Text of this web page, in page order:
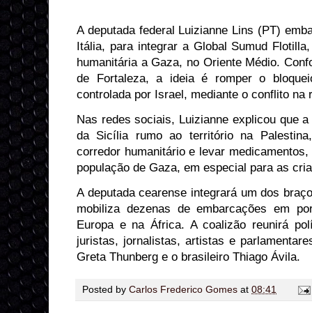
A deputada federal Luizianne Lins (PT)
Itália, para integrar a Global Sumud
humanitária a Gaza, no Oriente Médio.
de Fortaleza, a ideia é romper o
controlada por Israel, mediante o conflito na
Nas redes sociais, Luizianne explicou que
da Sicília rumo ao território na
corredor humanitário e levar
população de Gaza, em especial para as
A deputada cearense integrará um dos
mobiliza dezenas de embarcações em
Europa e na África. A coalizão reunirá
juristas, jornalistas, artistas e
Greta Thunberg e o brasileiro Thiago Ávila.
Posted by Carlos Frederico Gomes at 08:41